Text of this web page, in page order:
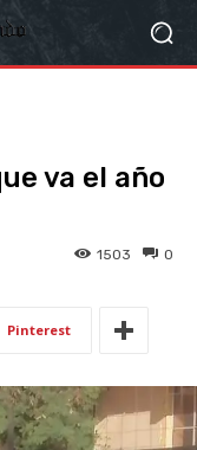
va el año
0
1503
Pinterest